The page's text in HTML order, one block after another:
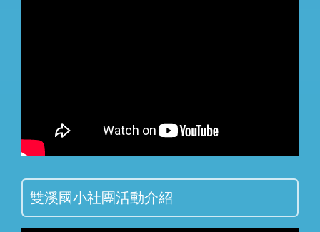
雙溪國小社團活動介紹